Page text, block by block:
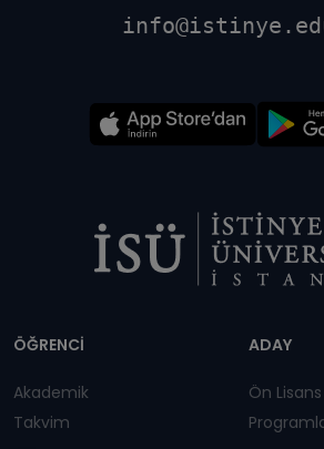
ÖĞRENCİ
Akademik
Takvim
ADAY
Ön Lisans